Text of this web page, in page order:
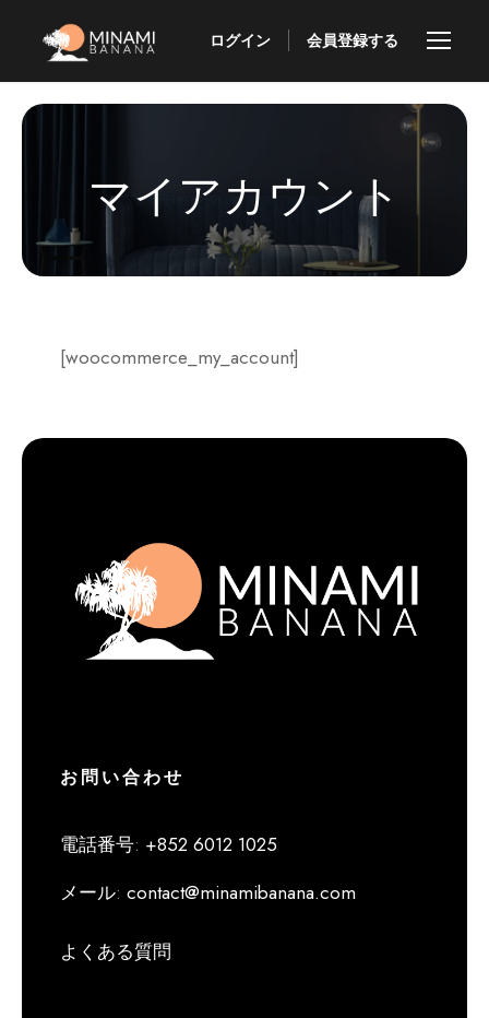
ログイン 会員登録する
マイアカウント
[woocommerce_my_account]
お問い合わせ
電話番号: +852 6012 1025
メール: contact@minamibanana.com
よくある質問